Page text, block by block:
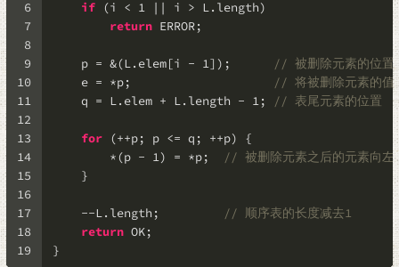
6
7
8
9
10
11
12
13
14
15
16
17
18
19
if (i < 1 || i > L.length)
return ERROR;
    p = &(L.elem[i -
1]);
// 被删除元素的位置
    e = *p;
// 将被删除元素的值
    q = L.elem + L.length -
1; // 表尾元素的位置
for (++p; p <= q; ++p) {
        *(p -
1) = *p;
// 被删除元素之后的元素向左
    }
    --L.length;
// 顺序表的长度减去1
return OK;
}